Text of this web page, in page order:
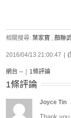
相關搜尋: 葉家寶 , 顏聯
2016/04/13 21:00:47 (
網台 -- 1條評論
1條評論
Joyce Tin